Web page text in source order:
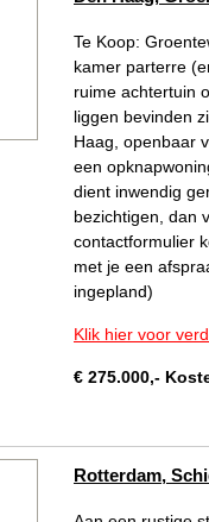
Te Koop:
kamer parterre
ruime achtertuin
liggen bevinden
Haag, openbaar
een
dient inwendig
bezichtigen, dan
contactformulier
met je een
ingepland)
Klik hier voor
€ 275.000,-
Rotterdam,